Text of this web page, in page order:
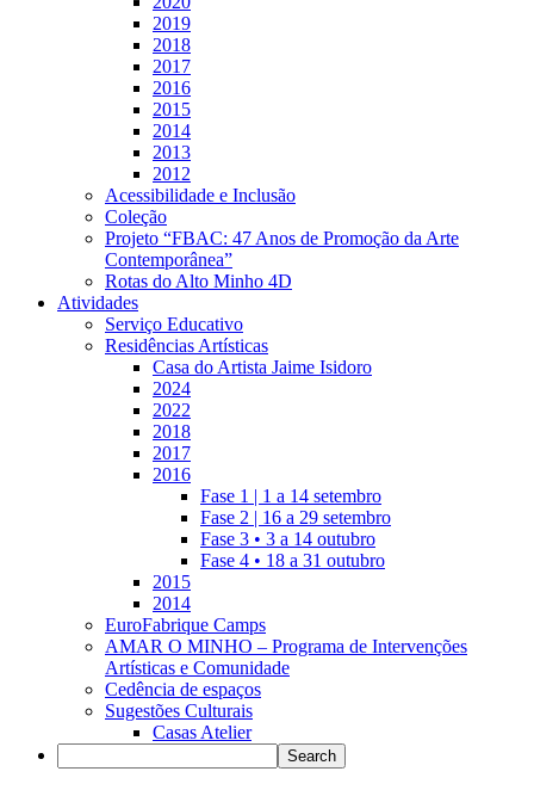
2019
2018
2017
2016
2015
2014
2013
2012
Acessibilidade e Inclusão
Coleção
Projeto “FBAC: 47 Anos de Promoção da Arte
Contemporânea”
Rotas do Alto Minho 4D
Atividades
Serviço Educativo
Residências Artísticas
Casa do Artista Jaime Isidoro
2024
2022
2018
2017
2016
Fase 1 | 1 a 14 setembro
Fase 2 | 16 a 29 setembro
Fase 3 • 3 a 14 outubro
Fase 4 • 18 a 31 outubro
2015
2014
EuroFabrique Camps
AMAR O MINHO – Programa de Intervenções
Artísticas e Comunidade
Cedência de espaços
Sugestões Culturais
Casas Atelier